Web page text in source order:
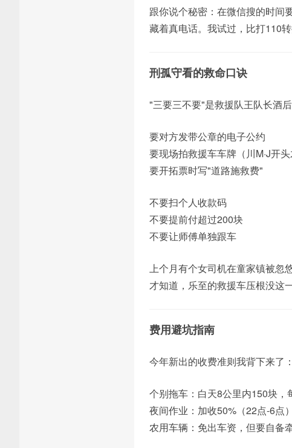
跟你说个秘密：在微信搜的时间
藏着真电话。我试过，比打110转
刑孤守看的救命口诀
"三要三不要"是救援队王队长酒
要对方发带公章的电子公约
要现场拍救援车车牌（川M·J开头
要开拓票时写"道路施救费"
不要扫个人收款码
不要提前付超过200块
不要让师傅单独跟车
上个月有个女司机在童家镇被忽
才知道，乐至的救援车压根没这
费用避坑指南
今年新出的收费准则我背下来了：
个别拖车：白天8公里内150块，
夜间作业：加收50%（22点-6点）
农用车辆：免出车资，但要自备